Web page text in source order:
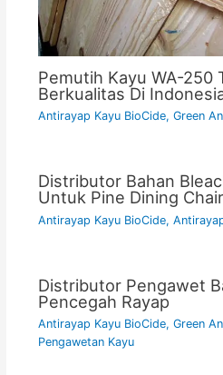
Pemutih Kayu WA-250
Berkualitas Di
Antirayap Kayu BioCide, Green
Distributor Bahan
Untuk Pine Dining Chair
Antirayap Kayu BioCide,
Distributor Pengawet
Pencegah Rayap
Antirayap Kayu BioCide, Green
Pengawetan Kayu